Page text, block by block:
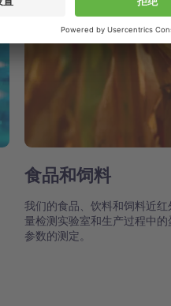
食品和饲料
我们的食品、饮料和饲料近
量检测实验室和生产过程中
参数的测定。